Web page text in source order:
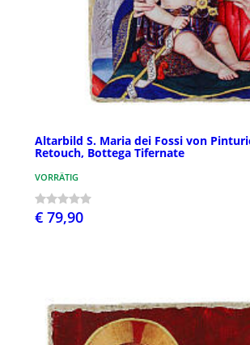
Altarbild S. Maria dei Fossi von
Retouch, Bottega Tifernate
VORRÄTIG
€ 79,90